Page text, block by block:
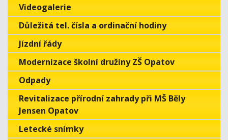
Videogalerie
Důležitá tel. čísla a ordinační hodiny
Jízdní řády
Modernizace školní družiny ZŠ Opatov
Odpady
Revitalizace přírodní zahrady při MŠ Běly
Jensen Opatov
Letecké snímky